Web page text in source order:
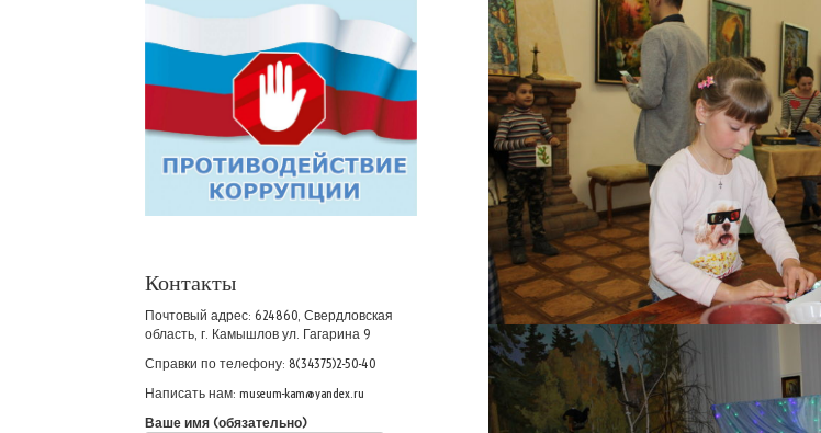
Контакты
Почтовый адрес: 624860, Свердловская
область, г. Камышлов ул. Гагарина 9
Справки по телефону: 8(34375)2-50-40
Написать нам: museum-kam@yandex.ru
Ваше имя (обязательно)